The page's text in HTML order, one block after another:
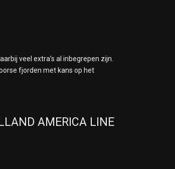
veel extra’s al inbegrepen zijn.
fjorden met kans op het
AMERICA LINE